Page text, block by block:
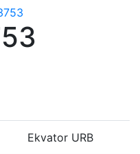
Ekvator URB